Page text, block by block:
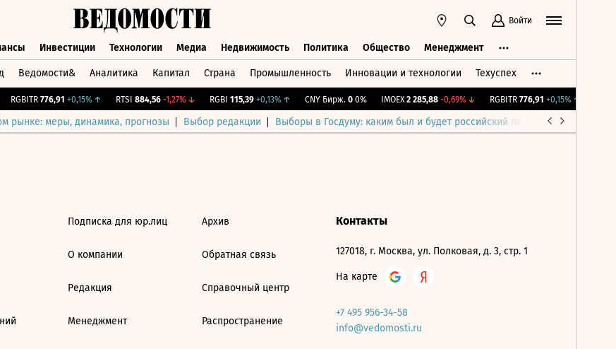
Войти
Инвестиции Технологии Медиа Недвижимость Политика Общество Менеджмент
Ведомости& Аналитика Капитал Страна Промышленность Инновации и технологии Техуспех
RGBITR 776,91 +0,15%↑ RTSI 884,56 -1,27%↓ RGBI 115,39 +0,13%↑ CNY Бирж. 0 0% IMOEX 2 285,88 -0,69%↓ RGBITR 776,91 +0,15%↑
рынке: меры, динамика, прогнозы Выбор редакции Выборы в Госдуму: каким был и будет российский парламент
Подписка для юр.лиц
О компании
Редакция
Менеджмент
Архив
Обратная связь
Справочный центр
Распространение
Контакты
127018, г. Москва, ул. Полковая, д. 3, стр. 1
На карте
+7 495 956-34-58
info@vedomosti.ru